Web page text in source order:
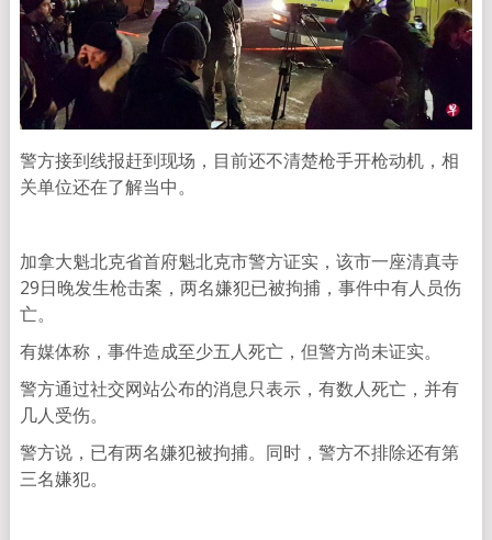
警方接到线报赶到现场，目前还不清楚枪手开枪动机，相
关单位还在了解当中。
加拿大魁北克省首府魁北克市警方证实，该市一座清真寺
29日晚发生枪击案，两名嫌犯已被拘捕，事件中有人员伤
亡。
有媒体称，事件造成至少五人死亡，但警方尚未证实。
警方通过社交网站公布的消息只表示，有数人死亡，并有
几人受伤。
警方说，已有两名嫌犯被拘捕。同时，警方不排除还有第
三名嫌犯。